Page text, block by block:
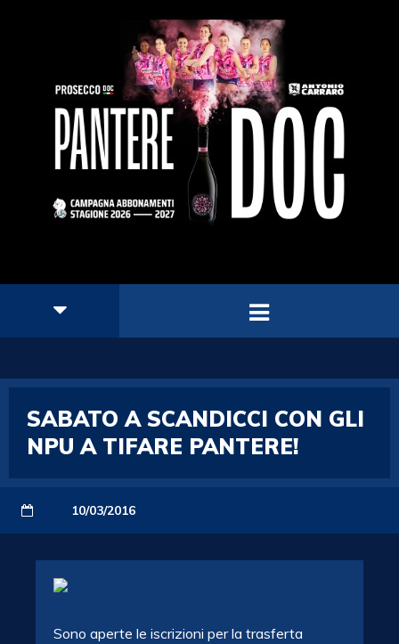
SABATO A SCANDICCI CON GLI
NPU A TIFARE PANTERE!
10/03/2016
Sono aperte le iscrizioni per la trasferta